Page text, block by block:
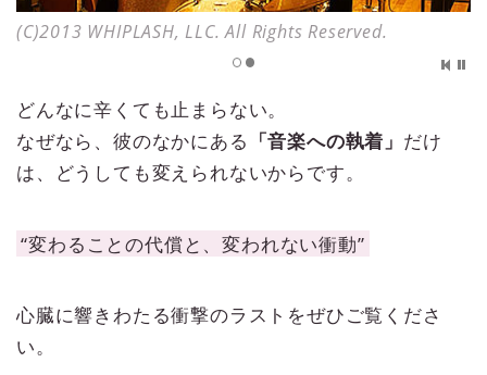
(C)2013 WHIPLASH, LLC. All Rights Reserved.
どんなに辛くても止まらない。
なぜなら、彼のなかにある 「音楽への執着」 だけ
は、どうしても変えられないからです。
“変わることの代償と、変われない衝動”
心臓に響きわたる衝撃のラストをぜひご覧くださ
い。